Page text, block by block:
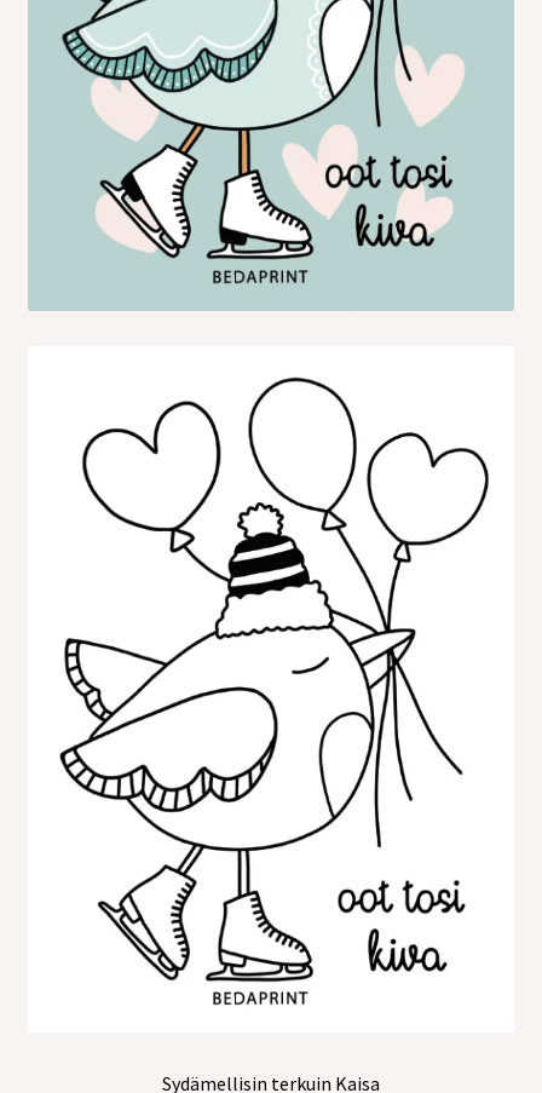
Sydämellisin terkuin Kaisa